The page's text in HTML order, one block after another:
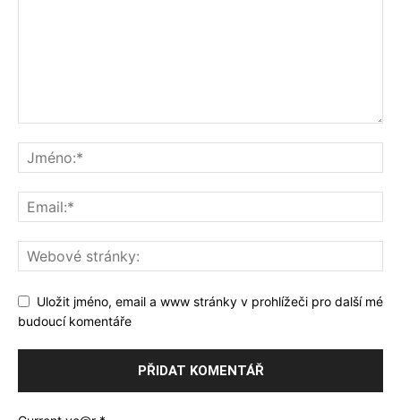
Uložit jméno, email a www stránky v prohlížeči pro další mé
budoucí komentáře